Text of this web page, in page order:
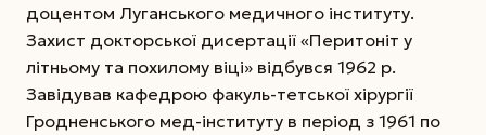
доцентом Луганського медичного інституту.
Захист докторської дисертації «Перитоніт у
літньому та похилому віці» відбувся 1962 р.
Завідував кафедрою факуль-тетської хірургії
Гродненського мед-інституту в період з 1961 по